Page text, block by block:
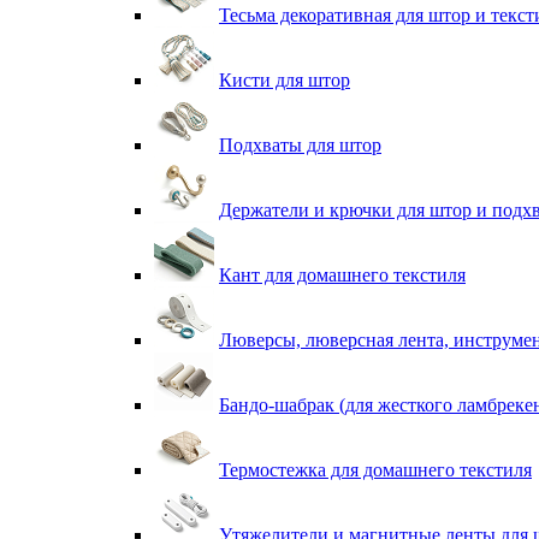
Тесьма декоративная для штор и
Кисти для штор
Подхваты для штор
Держатели и крючки для штор и
Кант для домашнего текстиля
Люверсы, люверсная лента,
Бандо-шабрак (для жесткого
Термостежка для домашнего текстиля
Утяжелители и магнитные ленты для